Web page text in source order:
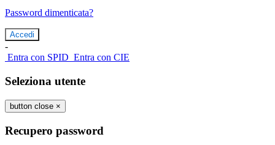
Password dimenticata?
-
Entra con SPID Entra con CIE
Seleziona utente
button close ×
Recupero password